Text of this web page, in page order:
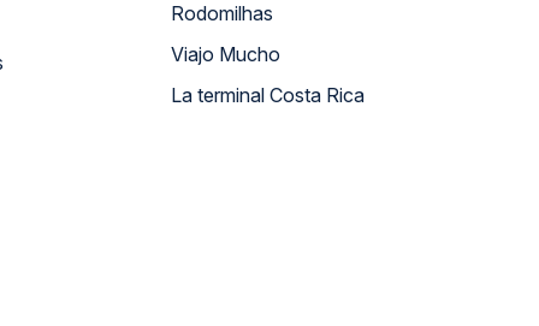
Rodomilhas
Viajo Mucho
La terminal Costa Rica